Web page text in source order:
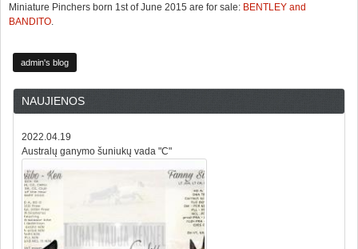
Miniature Pinchers born 1st of June 2015 are for sale: BENTLEY and
BANDITO
admin's blog
NAUJIENOS
2022.04.19
Australų ganymo šuniukų vada "C"